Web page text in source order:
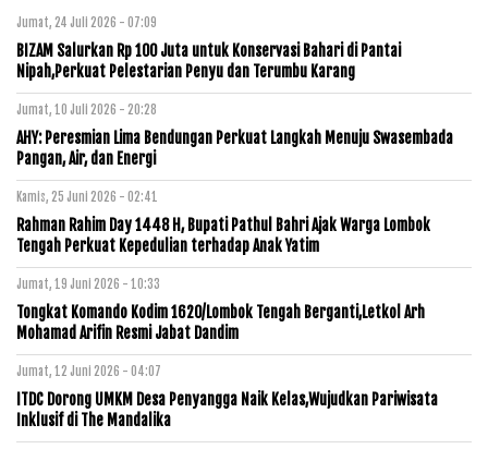
Jumat, 24 Juli 2026 - 07:09
BIZAM Salurkan Rp 100 Juta untuk Konservasi Bahari di Pantai
Nipah,Perkuat Pelestarian Penyu dan Terumbu Karang
Jumat, 10 Juli 2026 - 20:28
AHY: Peresmian Lima Bendungan Perkuat Langkah Menuju Swasembada
Pangan, Air, dan Energi
Kamis, 25 Juni 2026 - 02:41
Rahman Rahim Day 1448 H, Bupati Pathul Bahri Ajak Warga Lombok
Tengah Perkuat Kepedulian terhadap Anak Yatim
Jumat, 19 Juni 2026 - 10:33
Tongkat Komando Kodim 1620/Lombok Tengah Berganti,Letkol Arh
Mohamad Arifin Resmi Jabat Dandim
Jumat, 12 Juni 2026 - 04:07
ITDC Dorong UMKM Desa Penyangga Naik Kelas,Wujudkan Pariwisata
Inklusif di The Mandalika